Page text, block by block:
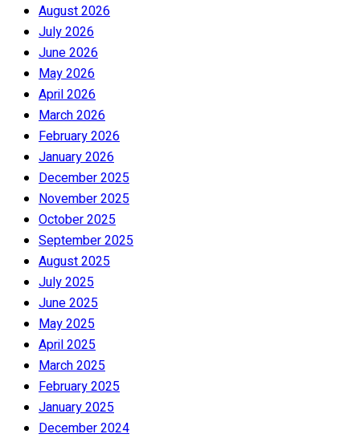
August 2026
July 2026
June 2026
May 2026
April 2026
March 2026
February 2026
January 2026
December 2025
November 2025
October 2025
September 2025
August 2025
July 2025
June 2025
May 2025
April 2025
March 2025
February 2025
January 2025
December 2024